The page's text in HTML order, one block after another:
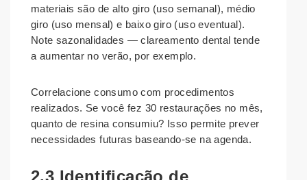
materiais são de alto giro (uso semanal), médio
giro (uso mensal) e baixo giro (uso eventual).
Note sazonalidades — clareamento dental tende
a aumentar no verão, por exemplo.
Correlacione consumo com procedimentos
realizados. Se você fez 30 restaurações no mês,
quanto de resina consumiu? Isso permite prever
necessidades futuras baseando-se na agenda.
2.3 Identificação de